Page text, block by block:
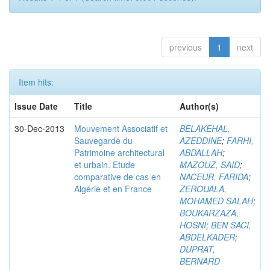
previous 1 next
Item hits:
Issue Date
Title
Author(s)
30-Dec-2013
Mouvement Associatif et
Sauvegarde du
Patrimoine architectural
et urbain. Etude
comparative de cas en
Algérie et en France
BELAKEHAL,
AZEDDINE; FARHI,
ABDALLAH;
MAZOUZ, SAID;
NACEUR, FARIDA;
ZEROUALA,
MOHAMED SALAH;
BOUKARZAZA,
HOSNI; BEN SACI,
ABDELKADER;
DUPRAT,
BERNARD